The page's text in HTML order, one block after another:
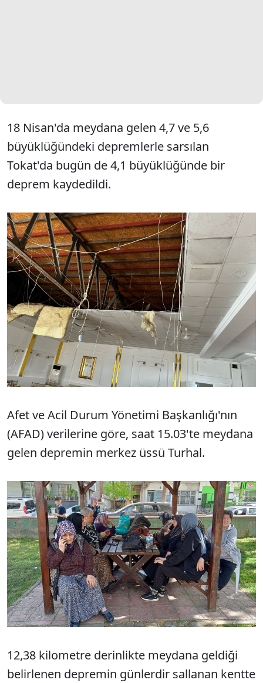
18 Nisan'da meydana gelen 4,7 ve 5,6
büyüklüğündeki depremlerle sarsılan
Tokat'da bugün de 4,1 büyüklüğünde bir
deprem kaydedildi.
Afet ve Acil Durum Yönetimi Başkanlığı'nın
(AFAD) verilerine göre, saat 15.03'te meydana
gelen depremin merkez üssü Turhal.
12,38 kilometre derinlikte meydana geldiği
belirlenen depremin günlerdir sallanan kentte